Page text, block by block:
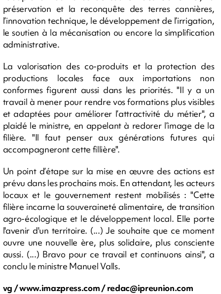
préservation et la reconquête des terres cannières,
l’innovation technique, le développement de l’irrigation,
le soutien à la mécanisation ou encore la simplification
administrative.
La valorisation des co-produits et la protection des
productions locales face aux importations non
conformes figurent aussi dans les priorités. "Il y a un
travail à mener pour rendre vos formations plus visibles
et adaptées pour améliorer l’attractivité du métier", a
plaidé le ministre, en appelant à redorer l’image de la
filière. "Il faut penser aux générations futures qui
accompagneront cette fillière".
Un point d’étape sur la mise en œuvre des actions est
prévu dans les prochains mois. En attendant, les acteurs
locaux et le gouvernement restent mobilisés : "Cette
filière incarne la souveraineté alimentaire, de transition
agro-écologique et le développement local. Elle porte
l'avenir d'un territoire. (...) Je souhaite que ce moment
ouvre une nouvelle ère, plus solidaire, plus consciente
aussi. (...) Bravo pour ce travail et continuons ainsi", a
conclu le ministre Manuel Valls.
vg / www.imazpress.com /redac@ipreunion.com